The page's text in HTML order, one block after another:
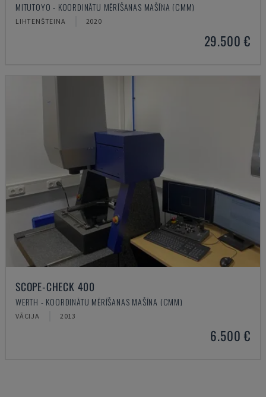
MITUTOYO - KOORDINĀTU MĒRĪŠANAS MAŠĪNA (CMM)
LIHTENŠTEINA 2020
29.500 €
SCOPE-CHECK 400
WERTH - KOORDINĀTU MĒRĪŠANAS MAŠĪNA (CMM)
VĀCIJA 2013
6.500 €